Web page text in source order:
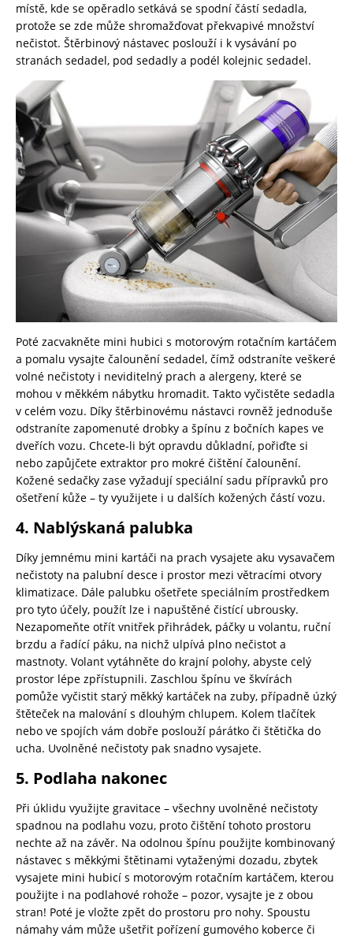
místě, kde se opěradlo setkává se spodní částí sedadla,
protože se zde může shromažďovat překvapivé množství
nečistot. Štěrbinový nástavec poslouží i k vysávání po
stranách sedadel, pod sedadly a podél kolejnic sedadel.
Poté zacvakněte mini hubici s motorovým rotačním kartáčem
a pomalu vysajte čalounění sedadel, čímž odstraníte veškeré
volné nečistoty i neviditelný prach a alergeny, které se
mohou v měkkém nábytku hromadit. Takto vyčistěte sedadla
v celém vozu. Díky štěrbinovému nástavci rovněž jednoduše
odstraníte zapomenuté drobky a špínu z bočních kapes ve
dveřích vozu. Chcete-li být opravdu důkladní, pořiďte si
nebo zapůjčete extraktor pro mokré čištění čalounění.
Kožené sedačky zase vyžadují speciální sadu přípravků pro
ošetření kůže – ty využijete i u dalších kožených částí vozu.
4. Nablýskaná palubka
Díky jemnému mini kartáči na prach vysajete aku vysavačem
nečistoty na palubní desce i prostor mezi větracími otvory
klimatizace. Dále palubku ošetřete speciálním prostředkem
pro tyto účely, použít lze i napuštěné čistící ubrousky.
Nezapomeňte otřít vnitřek přihrádek, páčky u volantu, ruční
brzdu a řadící páku, na nichž ulpívá plno nečistot a
mastnoty. Volant vytáhněte do krajní polohy, abyste celý
prostor lépe zpřístupnili. Zaschlou špínu ve škvírách
pomůže vyčistit starý měkký kartáček na zuby, případně úzký
štěteček na malování s dlouhým chlupem. Kolem tlačítek
nebo ve spojích vám dobře poslouží párátko či štětička do
ucha. Uvolněné nečistoty pak snadno vysajete.
5. Podlaha nakonec
Při úklidu využijte gravitace – všechny uvolněné nečistoty
spadnou na podlahu vozu, proto čištění tohoto prostoru
nechte až na závěr. Na odolnou špínu použijte kombinovaný
nástavec s měkkými štětinami vytaženými dozadu, zbytek
vysajete mini hubicí s motorovým rotačním kartáčem, kterou
použijte i na podlahové rohože – pozor, vysajte je z obou
stran! Poté je vložte zpět do prostoru pro nohy. Spoustu
námahy vám může ušetřit pořízení gumového koberce či